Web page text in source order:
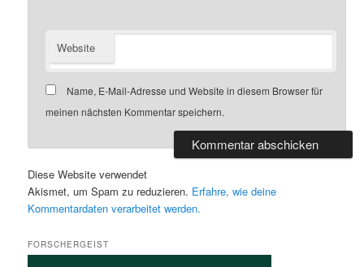
Website
Name, E-Mail-Adresse und Website in diesem Browser für
meinen nächsten Kommentar speichern.
Diese Website verwendet
Akismet, um Spam zu reduzieren. Erfahre, wie deine
Kommentardaten verarbeitet werden.
FORSCHERGEIST